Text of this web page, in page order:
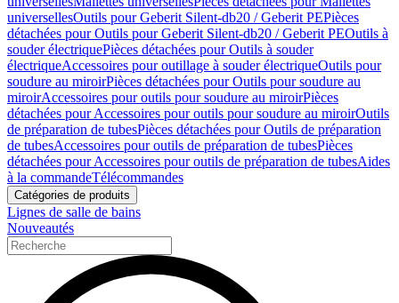
universellesOutils pour Geberit Silent-db20 / Geberit PEPièces
détachées pour Outils pour Geberit Silent-db20 / Geberit PEOutils à
souder électriquePièces détachées pour Outils à souder
électriqueAccessoires pour outillage à souder électriqueOutils pour
soudure au miroirPièces détachées pour Outils pour soudure au
miroirAccessoires pour outils pour soudure au miroirPièces
détachées pour Accessoires pour outils pour soudure au miroirOutils
de préparation de tubesPièces détachées pour Outils de préparation
de tubesAccessoires pour outils de préparation de tubesPièces
détachées pour Accessoires pour outils de préparation de tubesAides
à la commandeTélécommandes
Catégories de produits
Lignes de salle de bains
Nouveautés